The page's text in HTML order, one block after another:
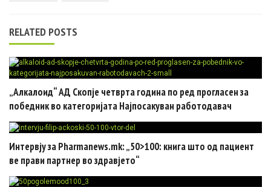
RELATED POSTS
„Алкалоид“ АД Скопје четврта година по ред прогласен за
победник во категоријата Најпосакуван работодавач
Интервју за Pharmanews.mk: „50>100: книга што од пациент
ве прави партнер во здравјето“